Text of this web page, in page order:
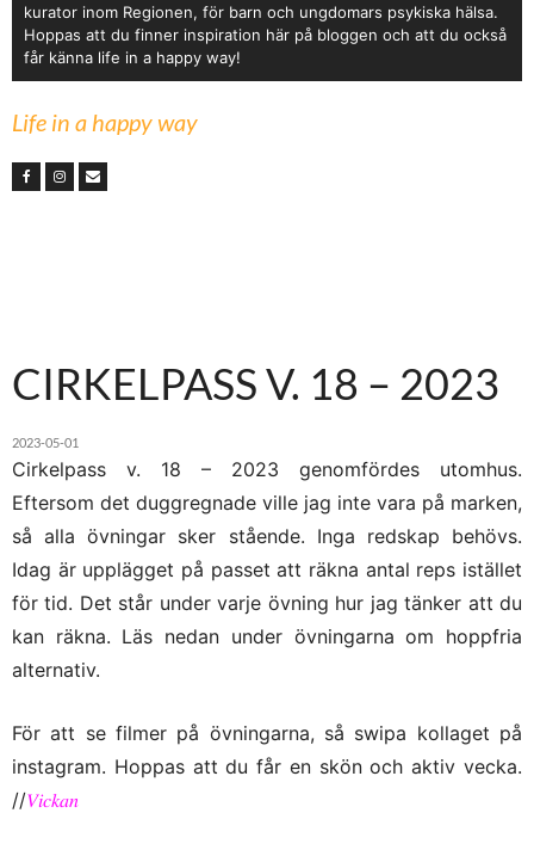
kurator inom Regionen, för barn och ungdomars psykiska hälsa.
Hoppas att du finner inspiration här på bloggen och att du också
får känna life in a happy way!
Life in a happy way
CIRKELPASS V. 18 – 2023
2023-05-01
Cirkelpass v. 18 – 2023 genomfördes utomhus.
Eftersom det duggregnade ville jag inte vara på marken,
så alla övningar sker stående. Inga redskap behövs.
Idag är upplägget på passet att räkna antal reps istället
för tid. Det står under varje övning hur jag tänker att du
kan räkna. Läs nedan under övningarna om hoppfria
alternativ.
För att se filmer på övningarna, så swipa kollaget på
instagram. Hoppas att du får en skön och aktiv vecka.
//𝑉𝑖𝑐𝑘𝑎𝑛